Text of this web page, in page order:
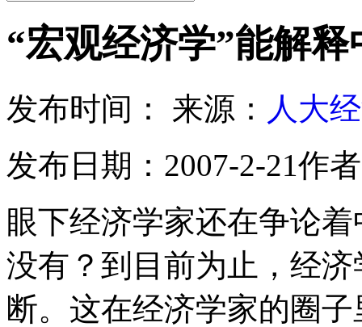
“宏观经济学”能解
发布时间： 来源： 人大
发布日期：2007-2-21作
眼下经济学家还在争论
没有？到目前为止，经
断。这在经济学家的圈